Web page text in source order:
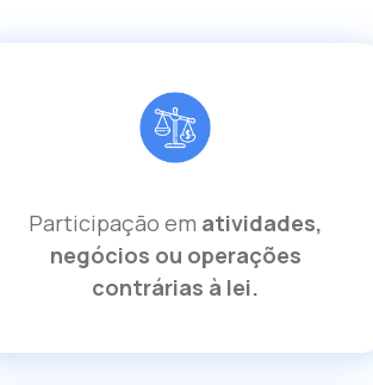
Participação em atividades,
negócios ou operações
contrárias à lei.